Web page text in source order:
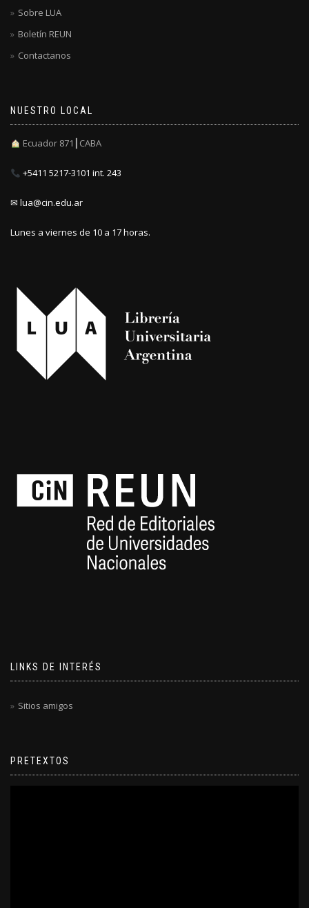
Sobre LUA
Boletín REUN
Contactanos
NUESTRO LOCAL
Ecuador 871┃CABA
+5411 5217-3101 int. 243
✉ lua@cin.edu.ar
Lunes a viernes de 10 a 17 horas.
LINKS DE INTERÉS
Sitios amigos
PRETEXTOS